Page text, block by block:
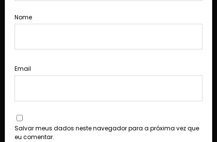
Nome
Email
Salvar meus dados neste navegador para a próxima vez que
eu comentar.